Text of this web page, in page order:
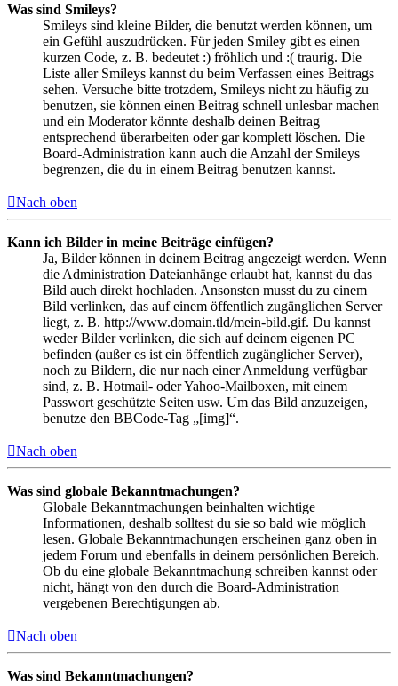
Was sind Smileys?
Smileys sind kleine Bilder, die benutzt werden können, um
ein Gefühl auszudrücken. Für jeden Smiley gibt es einen
kurzen Code, z. B. bedeutet :) fröhlich und :( traurig. Die
Liste aller Smileys kannst du beim Verfassen eines Beitrags
sehen. Versuche bitte trotzdem, Smileys nicht zu häufig zu
benutzen, sie können einen Beitrag schnell unlesbar machen
und ein Moderator könnte deshalb deinen Beitrag
entsprechend überarbeiten oder gar komplett löschen. Die
Board-Administration kann auch die Anzahl der Smileys
begrenzen, die du in einem Beitrag benutzen kannst.
Nach oben
Kann ich Bilder in meine Beiträge einfügen?
Ja, Bilder können in deinem Beitrag angezeigt werden. Wenn
die Administration Dateianhänge erlaubt hat, kannst du das
Bild auch direkt hochladen. Ansonsten musst du zu einem
Bild verlinken, das auf einem öffentlich zugänglichen Server
liegt, z. B. http://www.domain.tld/mein-bild.gif. Du kannst
weder Bilder verlinken, die sich auf deinem eigenen PC
befinden (außer es ist ein öffentlich zugänglicher Server),
noch zu Bildern, die nur nach einer Anmeldung verfügbar
sind, z. B. Hotmail- oder Yahoo-Mailboxen, mit einem
Passwort geschützte Seiten usw. Um das Bild anzuzeigen,
benutze den BBCode-Tag „[img]“.
Nach oben
Was sind globale Bekanntmachungen?
Globale Bekanntmachungen beinhalten wichtige
Informationen, deshalb solltest du sie so bald wie möglich
lesen. Globale Bekanntmachungen erscheinen ganz oben in
jedem Forum und ebenfalls in deinem persönlichen Bereich.
Ob du eine globale Bekanntmachung schreiben kannst oder
nicht, hängt von den durch die Board-Administration
vergebenen Berechtigungen ab.
Nach oben
Was sind Bekanntmachungen?